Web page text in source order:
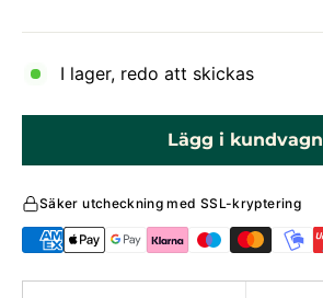
I lager, redo att skickas
Lägg i kundvagn
Säker utcheckning med SSL-kryptering